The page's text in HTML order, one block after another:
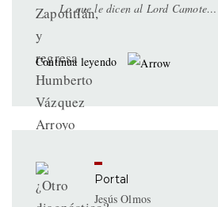
Lo que le dicen al Lord Camote…
Continua leyendo
Portal
Jesús Olmos